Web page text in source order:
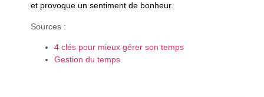
et provoque un sentiment de bonheur.
Sources :
4 clés pour mieux gérer son temps
Gestion du temps